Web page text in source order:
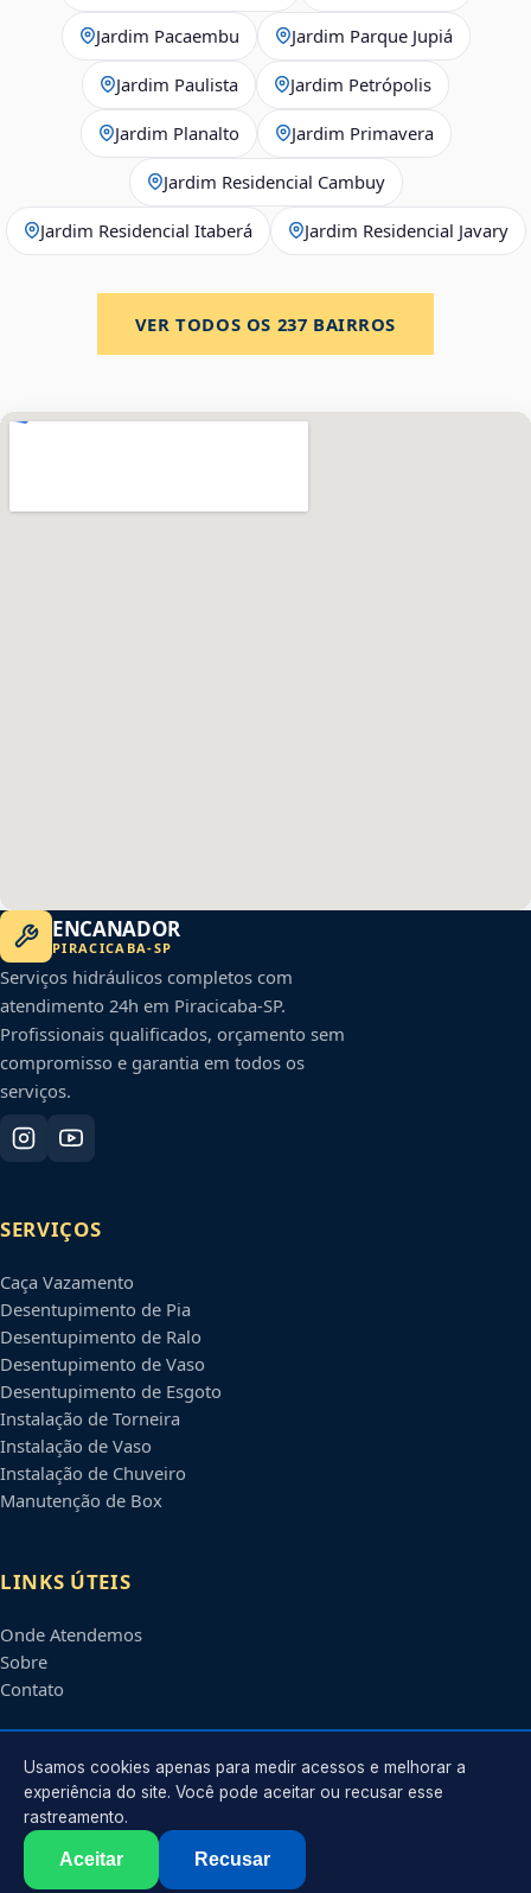
Jardim Pacaembu Jardim Parque Jupiá
Jardim Paulista Jardim Petrópolis
Jardim Planalto Jardim Primavera
Jardim Residencial Cambuy
Jardim Residencial Itaberá Jardim Residencial Javary
VER TODOS OS 237 BAIRROS
ENCANADOR
PIRACICABA-SP
Serviços hidráulicos completos com
atendimento 24h em Piracicaba-SP.
Profissionais qualificados, orçamento sem
compromisso e garantia em todos os
serviços.
SERVIÇOS
Caça Vazamento
Desentupimento de Pia
Desentupimento de Ralo
Desentupimento de Vaso
Desentupimento de Esgoto
Instalação de Torneira
Instalação de Vaso
Instalação de Chuveiro
Manutenção de Box
LINKS ÚTEIS
Onde Atendemos
Sobre
Contato
CONTATO
Atendimento em
contato@encanadorempiracicaba.com.br
2026 Encanador emPiracicaba
. Todos os direitos reservados.
Usamos cookies apenas para medir acessos e melhorar a
experiência do site. Você pode aceitar ou recusar esse
rastreamento.
Aceitar Recusar